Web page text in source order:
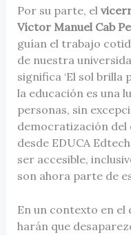
Por su parte, el
Víctor Manuel Cab
guían el trabajo
de nuestra
significa ‘El sol brilla
la educación es una
personas, sin
democratización del
desde EDUCA
ser accesible,
son ahora parte de
En un contexto en el
harán que